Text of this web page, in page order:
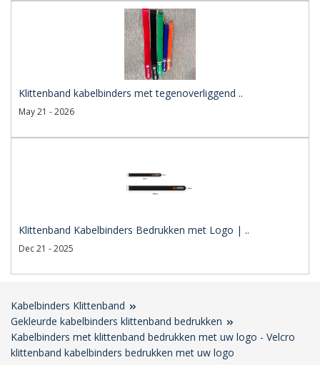
Klittenband kabelbinders met tegenoverliggend ..
May 21 - 2026
Klittenband Kabelbinders Bedrukken met Logo | ..
Dec 21 - 2025
Kabelbinders Klittenband
Gekleurde kabelbinders klittenband bedrukken
Kabelbinders met klittenband bedrukken met uw logo - Velcro
klittenband kabelbinders bedrukken met uw logo